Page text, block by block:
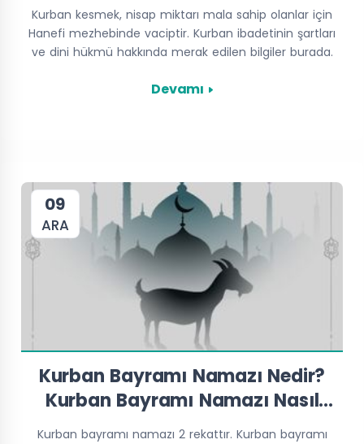
Kurban kesmek, nisap miktarı mala sahip olanlar için
Hanefi mezhebinde vaciptir. Kurban ibadetinin şartları
ve dini hükmü hakkında merak edilen bilgiler burada.
Devamı
09
ARA
Kurban Bayramı Namazı Nedir?
Kurban Bayramı Namazı Nasıl
Kılınır?
Kurban bayramı namazı 2 rekattır. Kurban bayramı